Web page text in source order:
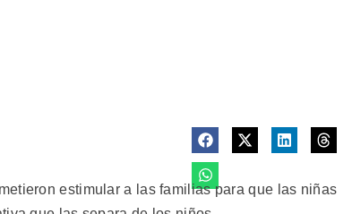
estimular a las familias para que las niñas